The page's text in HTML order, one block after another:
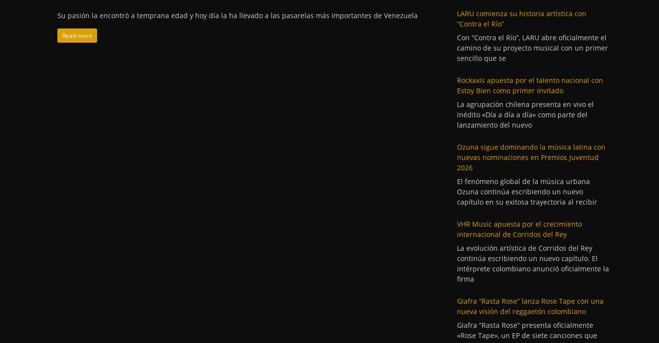
Su pasión la encontró a temprana edad y hoy día la ha llevado a las pasarelas más importantes de Venezuela
Read more
LARU comienza su historia artística con
“Contra el Río”
Con “Contra el Río”, LARU abre oficialmente el
camino de su proyecto musical con un primer
sencillo que se
Rockaxis apuesta por el talento nacional con
Estoy Bien como primer invitado
La agrupación chilena presenta en vivo el
inédito «Día a día a día» como parte del
lanzamiento del nuevo
Ozuna sigue dominando la música latina con
nuevas nominaciones en Premios Juventud
2026
El fenómeno global de la música urbana
Ozuna continúa escribiendo un nuevo
capítulo en su exitosa trayectoria al recibir
VHR Music apuesta por el crecimiento
internacional de Corridos del Rey
La evolución artística de Corridos del Rey
continúa escribiendo un nuevo capítulo. El
intérprete colombiano anunció oficialmente la
firma
Giafra “Rasta Rose” lanza Rose Tape con una
nueva visión del reggaetón colombiano
Giafra “Rasta Rose” presenta oficialmente
«Rose Tape», un EP de siete canciones que